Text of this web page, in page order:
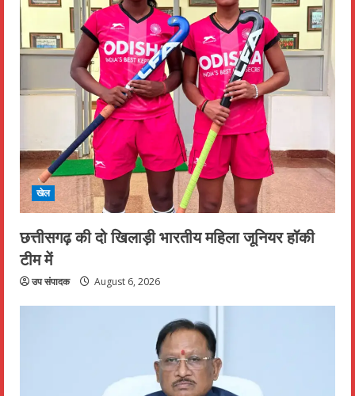
खेल
छत्तीसगढ़ की दो खिलाड़ी भारतीय महिला जूनियर हॉकी
टीम में
उप संपादक August 6, 2026